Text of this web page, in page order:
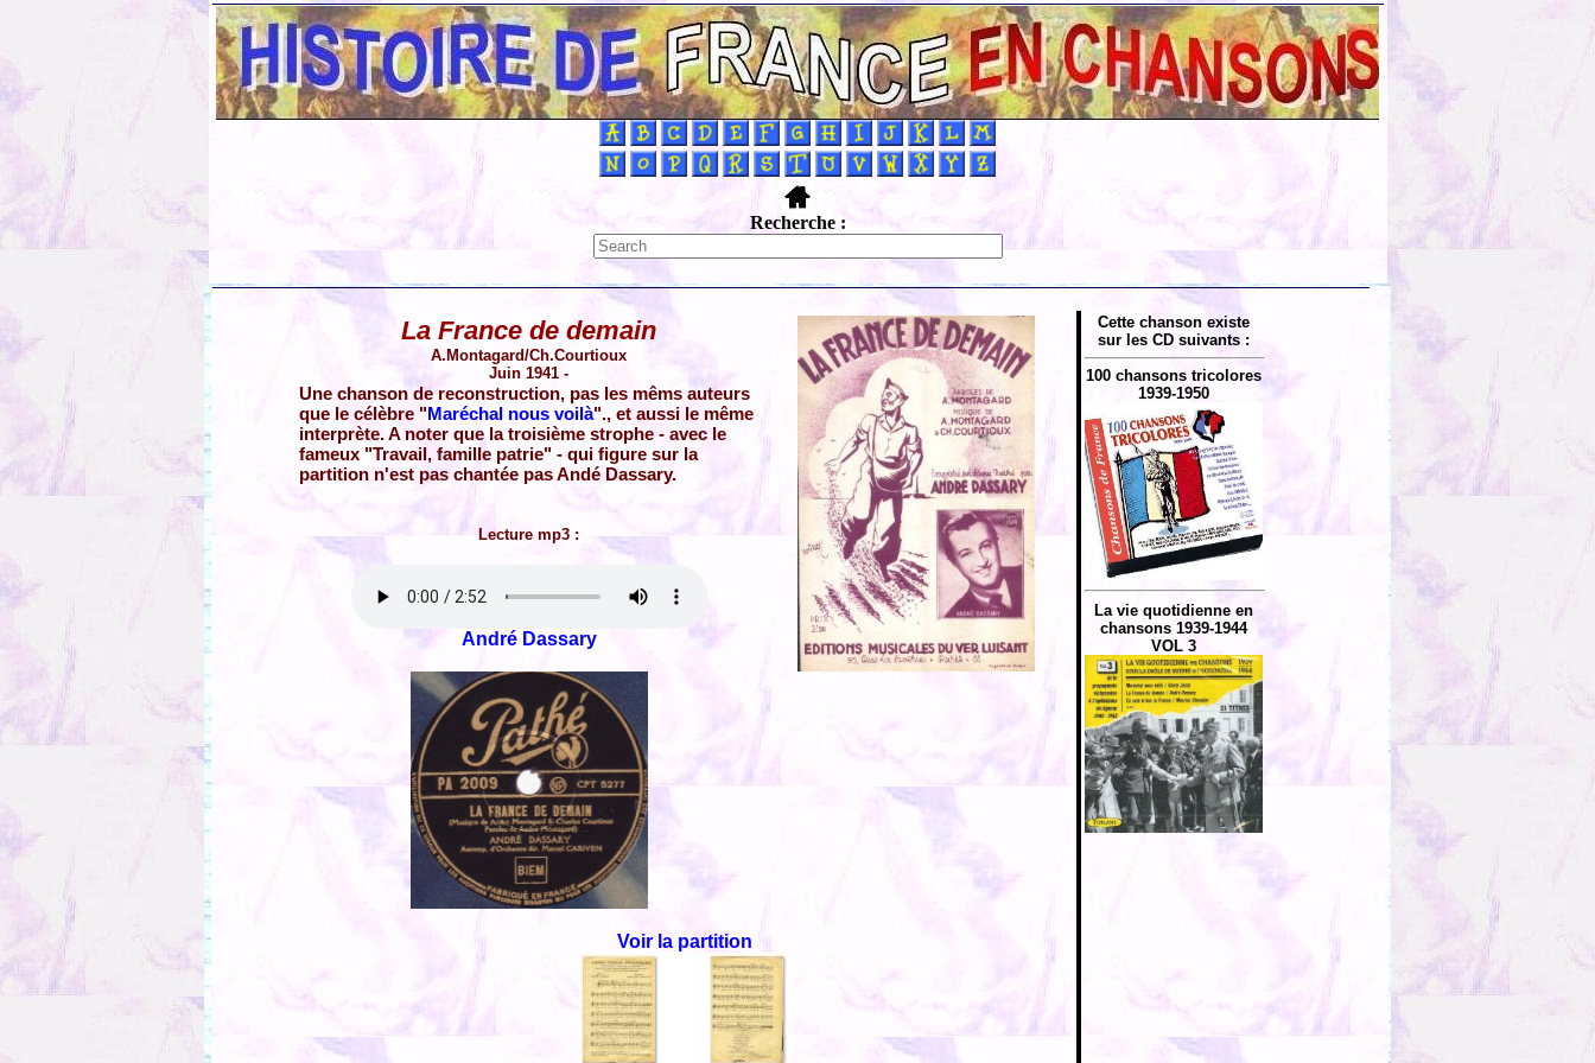
Recherche :
La France de demain
A.Montagard/Ch.Courtioux
Juin 1941 -
Une chanson de reconstruction, pas les mêms auteurs
que le célèbre "Maréchal nous voilà"., et aussi le même
interprète. A noter que la troisième strophe - avec le
fameux "Travail, famille patrie" - qui figure sur la
partition n'est pas chantée pas Andé Dassary.
Lecture mp3 :
André Dassary
Voir la partition
Cette chanson existe
sur les CD suivants :
100 chansons tricolores
1939-1950
La vie quotidienne en
chansons 1939-1944
VOL 3